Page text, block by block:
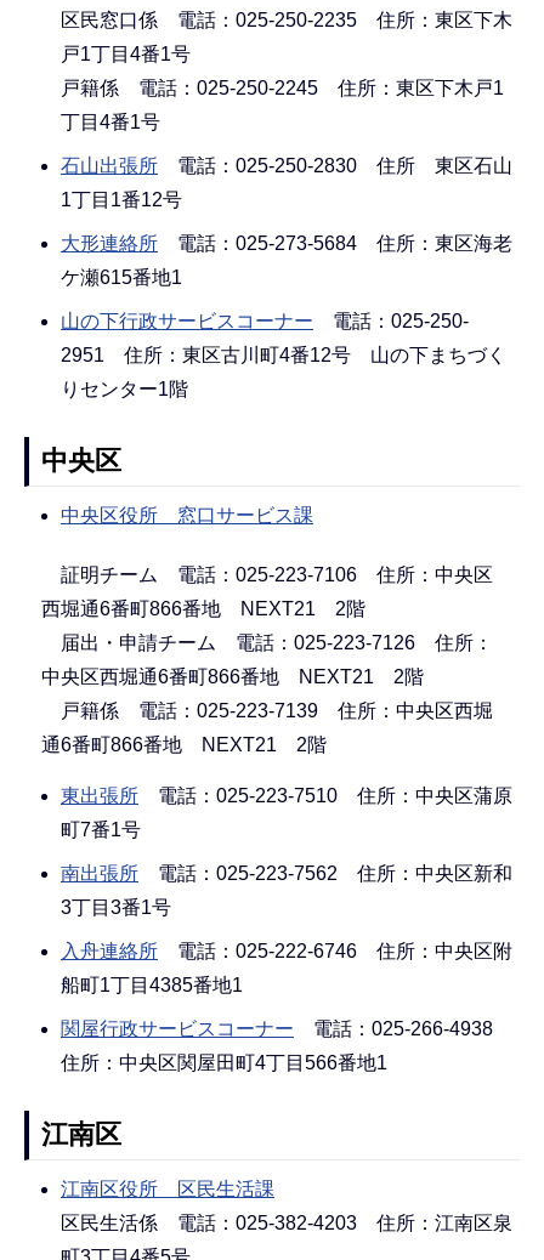
区民窓口係 電話：025-250-2235 住所：東区下木
戸1丁目4番1号
戸籍係 電話：025-250-2245 住所：東区下木戸1
丁目4番1号
石山出張所 電話：025-250-2830 住所 東区石山
1丁目1番12号
大形連絡所 電話：025-273-5684 住所：東区海老
ケ瀬615番地1
山の下行政サービスコーナー 電話：025-250-
2951 住所：東区古川町4番12号 山の下まちづく
りセンター1階
中央区
中央区役所 窓口サービス課
証明チーム 電話：025-223-7106 住所：中央区
西堀通6番町866番地 NEXT21 2階
届出・申請チーム 電話：025-223-7126 住所：
中央区西堀通6番町866番地 NEXT21 2階
戸籍係 電話：025-223-7139 住所：中央区西堀
通6番町866番地 NEXT21 2階
東出張所 電話：025-223-7510 住所：中央区蒲原
町7番1号
南出張所 電話：025-223-7562 住所：中央区新和
3丁目3番1号
入舟連絡所 電話：025-222-6746 住所：中央区附
船町1丁目4385番地1
関屋行政サービスコーナー 電話：025-266-4938
住所：中央区関屋田町4丁目566番地1
江南区
江南区役所 区民生活課
区民生活係 電話：025-382-4203 住所：江南区泉